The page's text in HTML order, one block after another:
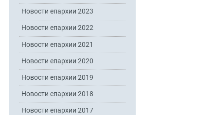
Новости епархии 2023
Новости епархии 2022
Новости епархии 2021
Новости епархии 2020
Новости епархии 2019
Новости епархии 2018
Новости епархии 2017